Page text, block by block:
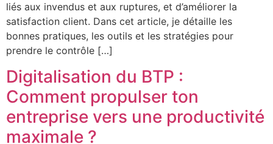
liés aux invendus et aux ruptures, et d’améliorer la
satisfaction client. Dans cet article, je détaille les
bonnes pratiques, les outils et les stratégies pour
prendre le contrôle […]
Digitalisation du BTP :
Comment propulser ton
entreprise vers une productivité
maximale ?